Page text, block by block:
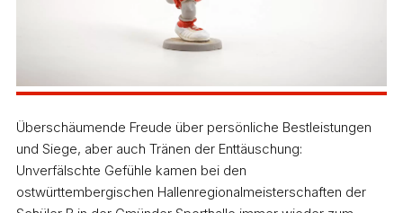
Überschäumende Freude über persönliche Bestleistungen
und Siege, aber auch Tränen der Enttäuschung:
Unverfälschte Gefühle kamen bei den
ostwürttembergischen Hallenregionalmeisterschaften der